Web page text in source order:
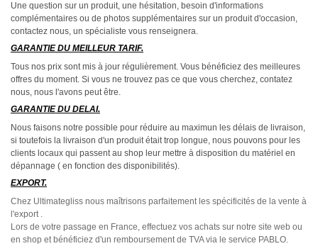
Une question sur un produit, une hésitation, besoin d'informations
complémentaires ou de photos supplémentaires sur un produit d'occasion,
contactez nous, un spécialiste vous renseignera.
GARANTIE DU MEILLEUR TARIF.
Tous nos prix sont mis à jour régulièrement. Vous bénéficiez des meilleures
offres du moment. Si vous ne trouvez pas ce que vous cherchez, contatez
nous, nous l'avons peut être.
GARANTIE DU DELAI.
Nous faisons notre possible pour réduire au maximun les délais de livraison,
si toutefois la livraison d'un produit était trop longue, nous pouvons pour les
clients locaux qui passent au shop leur mettre à disposition du matériel en
dépannage ( en fonction des disponibilités).
EXPORT.
Chez Ultimategliss nous maîtrisons parfaitement les spécificités de la vente à
l'export .
Lors de votre passage en France, effectuez vos achats sur notre site web ou
en shop et bénéficiez d'un remboursement de TVA via le service PABLO.